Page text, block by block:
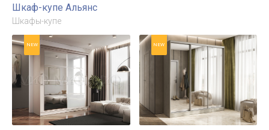
Шкаф-купе Альянс
Шкафы-купе
NEW NEW